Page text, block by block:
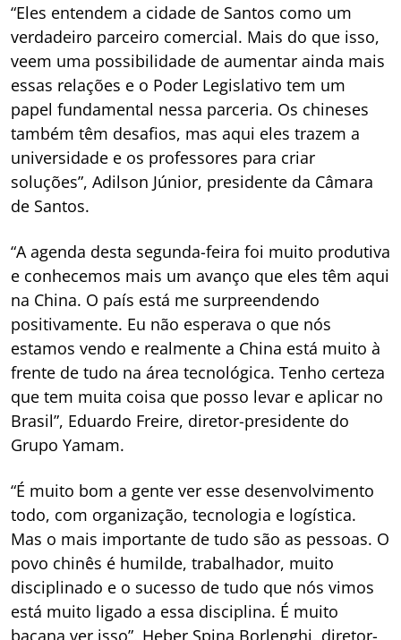
“Eles entendem a cidade de Santos como um
verdadeiro parceiro comercial. Mais do que isso,
veem uma possibilidade de aumentar ainda mais
essas relações e o Poder Legislativo tem um
papel fundamental nessa parceria. Os chineses
também têm desafios, mas aqui eles trazem a
universidade e os professores para criar
soluções”, Adilson Júnior, presidente da Câmara
de Santos.
“A agenda desta segunda-feira foi muito produtiva
e conhecemos mais um avanço que eles têm aqui
na China. O país está me surpreendendo
positivamente. Eu não esperava o que nós
estamos vendo e realmente a China está muito à
frente de tudo na área tecnológica. Tenho certeza
que tem muita coisa que posso levar e aplicar no
Brasil”, Eduardo Freire, diretor-presidente do
Grupo Yamam.
“É muito bom a gente ver esse desenvolvimento
todo, com organização, tecnologia e logística.
Mas o mais importante de tudo são as pessoas. O
povo chinês é humilde, trabalhador, muito
disciplinado e o sucesso de tudo que nós vimos
está muito ligado a essa disciplina. É muito
bacana ver isso”, Heber Spina Borlenghi, diretor-